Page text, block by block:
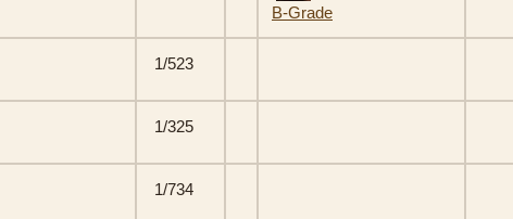
B-Grade
1/523
1/325
1/734